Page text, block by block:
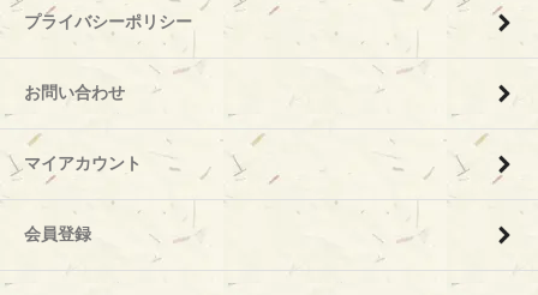
プライバシーポリシー
お問い合わせ
マイアカウント
会員登録